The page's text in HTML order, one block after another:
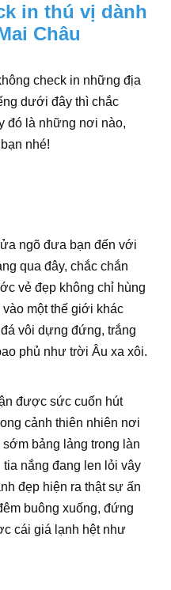
in thú vị dành
Châu
check in những địa
dưới đây thì chắc
đó là những nơi nào,
nhé!
ngõ đưa bạn đến với
qua đây, chắc chắn
vẻ đẹp không chỉ hùng
một thế giới khác
vôi dựng đứng, trắng
phủ như trời Âu xa xôi.
được sức cuốn hút
cảnh thiên nhiên nơi
bảng lảng trong làn
nắng đang len lỏi vây
đẹp hiện ra thật sự ấn
buông xuống, đứng
cái giá lạnh hệt như